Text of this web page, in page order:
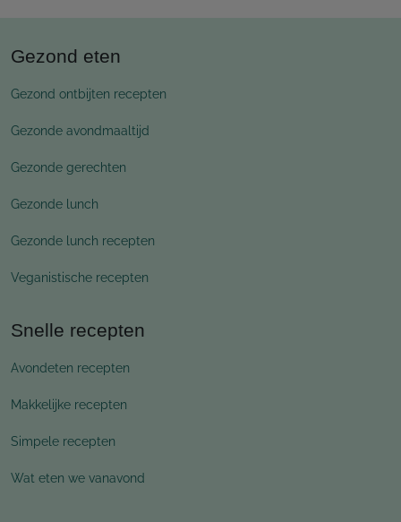
Gezond eten
Gezond ontbijten recepten
Gezonde avondmaaltijd
Gezonde gerechten
Gezonde lunch
Gezonde lunch recepten
Veganistische recepten
Snelle recepten
Avondeten recepten
Makkelijke recepten
Simpele recepten
Wat eten we vanavond